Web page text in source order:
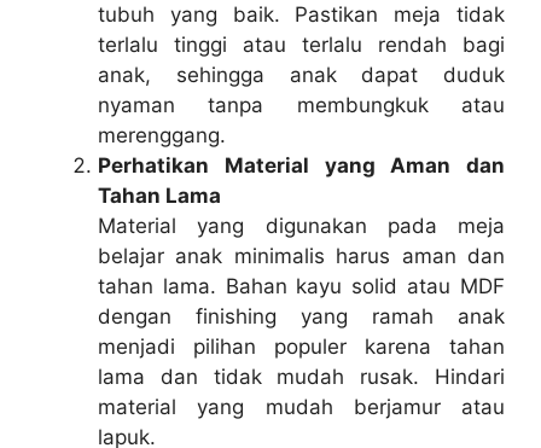
tubuh yang baik. Pastikan meja tidak
terlalu tinggi atau terlalu rendah bagi
anak, sehingga anak dapat duduk
nyaman tanpa membungkuk atau
merenggang.
Perhatikan Material yang Aman dan
Tahan Lama
Material yang digunakan pada meja
belajar anak minimalis harus aman dan
tahan lama. Bahan kayu solid atau MDF
dengan finishing yang ramah anak
menjadi pilihan populer karena tahan
lama dan tidak mudah rusak. Hindari
material yang mudah berjamur atau
lapuk.